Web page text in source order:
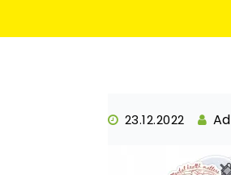
23.12.2022